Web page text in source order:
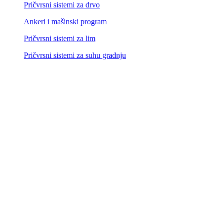
Pričvrsni sistemi za drvo
Ankeri i mašinski program
Pričvrsni sistemi za lim
Pričvrsni sistemi za suhu gradnju